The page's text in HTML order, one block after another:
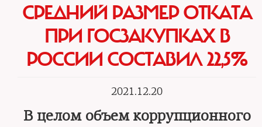
СРЕДНИЙ РАЗМЕР ОТКАТА
ПРИ ГОСЗАКУПКАХ В
РОССИИ СОСТАВИЛ 22,5%
2021.12.20
В целом объем коррупционного